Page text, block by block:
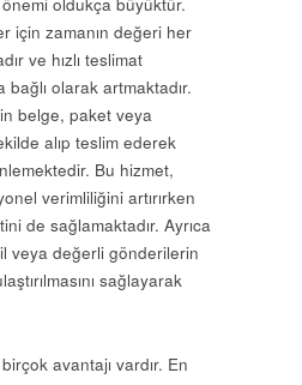
için zamanın değeri her
ve hızlı teslimat
olarak artmaktadır.
belge, paket veya
alıp teslim ederek
Bu hizmet,
verimliliğini artırırken
de sağlamaktadır. Ayrıca
veya değerli gönderilerin
sağlayarak
avantajı vardır. En